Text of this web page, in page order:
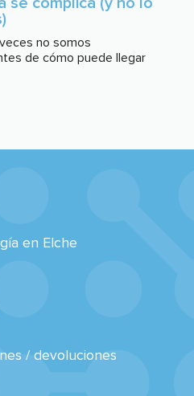
no somos
de cómo puede llegar
en Elche
/ devoluciones